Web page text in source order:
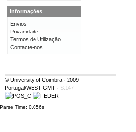
Informações
Envios
Privacidade
Termos de Utilização
Contacte-nos
© University of Coimbra · 2009
Portugal/WEST GMT · S:147
Parse Time: 0.056s